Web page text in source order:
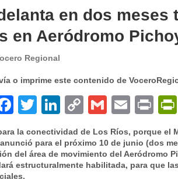
en dos
en Aeródromo
Regional
o imprime este contenido de
F
a
c
e
T
itt
er
Li
n
k
e
C
o
p
y
G
m
ai
l
E
ai
l
P
nt
la conectividad de Los Ríos, porque el
para el próximo 10 de junio (dos
del área de movimiento del Aeródromo
estructuralmente habilitada, para que